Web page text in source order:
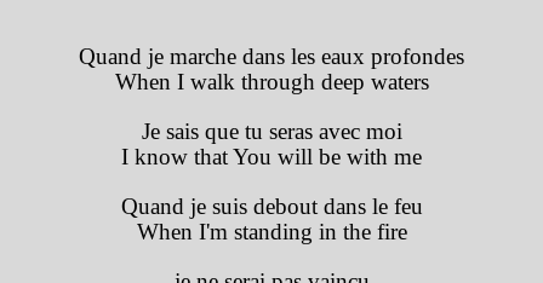
Quand je marche dans les eaux profondes
When I walk through deep waters
Je sais que tu seras avec moi
I know that You will be with me
Quand je suis debout dans le feu
When I'm standing in the fire